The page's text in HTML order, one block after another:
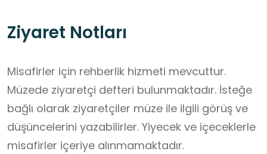
Ziyaret Notları
Misafirler için rehberlik hizmeti mevcuttur.
Müzede ziyaretçi defteri bulunmaktadır. İsteğe
bağlı olarak ziyaretçiler müze ile ilgili görüş ve
düşüncelerini yazabilirler. Yiyecek ve içeceklerle
misafirler içeriye alınmamaktadır.